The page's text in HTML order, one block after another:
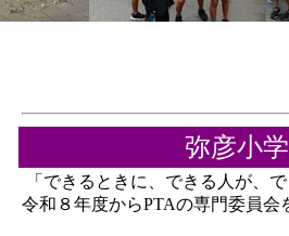
弥彦小
「できるときに、できる人が、
令和８年度からPTAの専門委員会